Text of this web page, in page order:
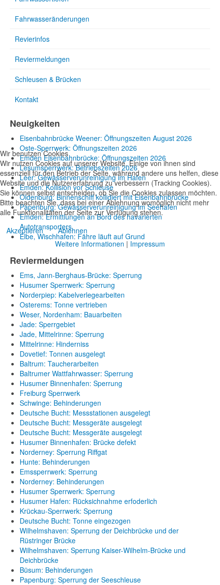
Fahrwasseränderungen
Revierinfos
Reviermeldungen
Schleusen & Brücken
Kontakt
Neuigkeiten
Eisenbahnbrücke Weener: Öffnungszeiten August 2026
Oste-Sperrwerk: Öffnungszeiten 2026
Emden Eisenbahnbrücke: Öffnungszeiten 2026
Lesumsperrwerk: Betriebszeiten 2026
Leer: Gewässerverunreinigung im Hafen
Emden: Kollision vor Schleuse
Oldenburg: Binnenschiff kollidiert mit Eisenbahnbrücke
Papenburg: Gewässerverunreinigung im Seehafen
Emden: Ermittlungen an Bord des havarierten
Autotransporters
Elbe, Wischhafen: Fähre läuft auf Grund
Reviermeldungen
Ems, Jann-Berghaus-Brücke: Sperrung
Husumer Sperrwerk: Sperrung
Norderpiep: Kabelverlegearbeiten
Osterems: Tonne vertrieben
Weser, Nordenham: Bauarbeiten
Jade: Sperrgebiet
Jade, Mittelrinne: Sperrung
Mittelrinne: Hinderniss
Dovetief: Tonnen ausgelegt
Baltrum: Taucherarbeiten
Baltrumer Wattfahrwasser: Sperrung
Husumer Binnenhafen: Sperrung
Freiburg Sperrwerk
Schwinge: Behinderungen
Deutsche Bucht: Messstationen ausgelegt
Deutsche Bucht: Messgeräte ausgelegt
Deutsche Bucht: Messgeräte ausgelegt
Husumer Binnenhafen: Brücke defekt
Norderney: Sperrung Riffgat
Hunte: Behinderungen
Emssperrwerk: Sperrung
Norderney: Behinderungen
Husumer Sperrwerk: Sperrung
Husumer Hafen: Rücksichnahme erfoderlich
Krückau-Sperrwerk: Sperrung
Deutsche Bucht: Tonne eingezogen
Wilhelmshaven: Sperrung der Deichbrücke und der
Rüstringer Brücke
Wilhelmshaven: Sperrung Kaiser-Wilhelm-Brücke und
Deichbrücke
Büsum: Behinderungen
Papenburg: Sperrung der Seeschleuse
Wir benutzen Cookies
Wir nutzen Cookies auf unserer Website. Einige von ihnen sind
essenziell für den Betrieb der Seite, während andere uns helfen, diese
Website und die Nutzererfahrung zu verbessern (Tracking Cookies).
Sie können selbst entscheiden, ob Sie die Cookies zulassen möchten.
Bitte beachten Sie, dass bei einer Ablehnung womöglich nicht mehr
alle Funktionalitäten der Seite zur Verfügung stehen.
Akzeptieren
Ablehnen
Weitere Informationen | Impressum